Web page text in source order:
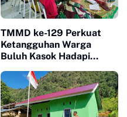
TMMD ke-129 Perkuat
Ketangguhan Warga
Buluh Kasok Hadapi